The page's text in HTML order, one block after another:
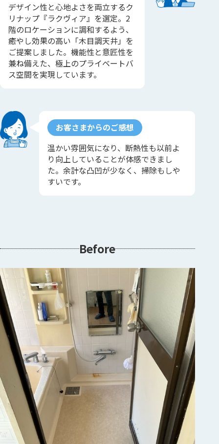
デザイン性と心地よさを両立するク
リナップ『ラクヴィア』を選定。2
階のロケーションに調和するよう、
癒やし効果の高い「木目調天井」を
ご提案しました。機能性と意匠性を
兼ね備えた、極上のプライベートバ
ス空間を実現しています。
お客さまからのご感想
温かい雰囲気になり、断熱性も以前よ
り向上していることが体感できまし
た。余計な凸凹が少なく、掃除もしや
すいです。
Before